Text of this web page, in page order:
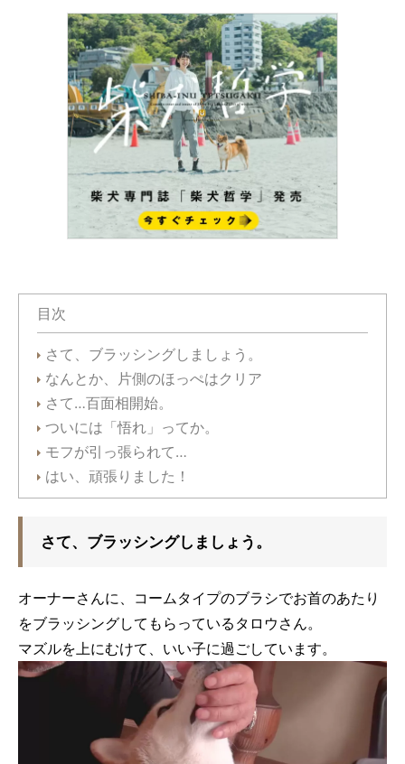
目次
さて、ブラッシングしましょう。
なんとか、片側のほっぺはクリア
さて…百面相開始。
ついには「悟れ」ってか。
モフが引っ張られて…
はい、頑張りました！
さて、ブラッシングしましょう。
オーナーさんに、コームタイプのブラシでお首のあたり
をブラッシングしてもらっているタロウさん。
マズルを上にむけて、いい子に過ごしています。